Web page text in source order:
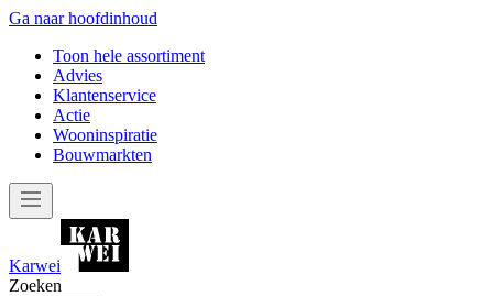
Ga naar hoofdinhoud
Toon hele assortiment
Advies
Klantenservice
Actie
Wooninspiratie
Bouwmarkten
Karwei
Zoeken